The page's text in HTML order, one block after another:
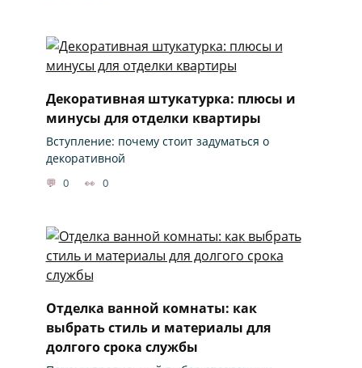
Декоративная штукатурка: плюсы и
минусы для отделки квартиры
Вступление: почему стоит задуматься о
декоративной
0 0
Отделка ванной комнаты: как
выбрать стиль и материалы для
долгого срока службы